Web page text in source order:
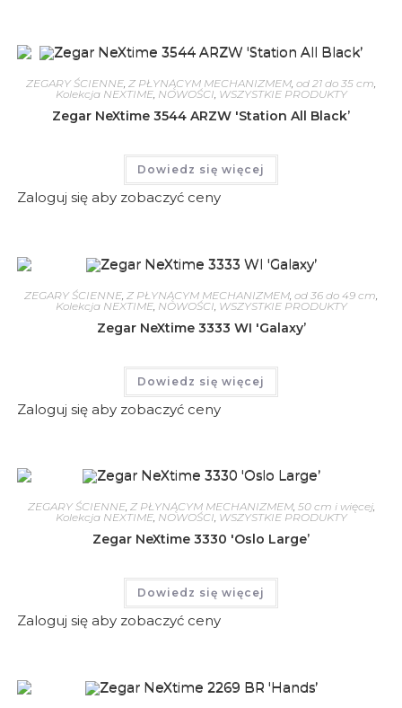
ZEGARY ŚCIENNE, Z PŁYNĄCYM MECHANIZMEM, od 21 do 35 cm,
Kolekcja NEXTIME, NOWOŚCI, WSZYSTKIE PRODUKTY
Zegar NeXtime 3544 ARZW 'Station All Black’
Dowiedz się więcej
Zaloguj się aby zobaczyć ceny
ZEGARY ŚCIENNE Z PŁYNĄCYM MECHANIZMEM od 36 do 49 cm
Kolekcja NEXTIME, NOWOŚCI WSZYSTKIE PRODUKTY
Zegar NeXtime 3333 WI 'Galaxy’
Dowiedz się więcej
Zaloguj się aby zobaczyć ceny
ZEGARY ŚCIENNE, Z PŁYNĄCYM MECHANIZMEM, 50 cm i więcej,
Kolekcja NEXTIME, NOWOŚCI, WSZYSTKIE PRODUKTY
Zegar NeXtime 3330 'Oslo Large’
Dowiedz się więcej
Zaloguj się aby zobaczyć ceny